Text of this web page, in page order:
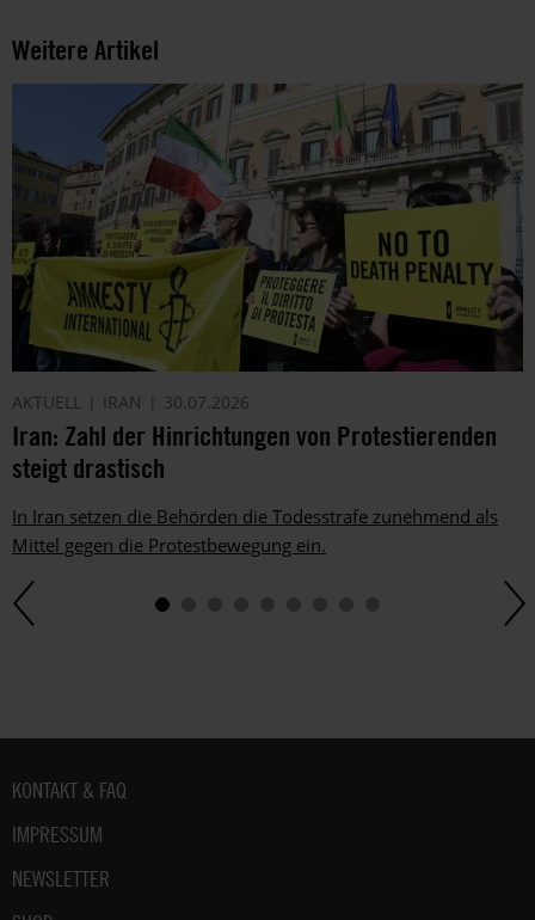
Weitere Artikel
AKTUELL IRAN 30.07.2026
Iran: Zahl der Hinrichtungen von Protestierenden
steigt drastisch
In Iran setzen die Behörden die Todesstrafe zunehmend als
Mittel gegen die Protestbewegung ein.
Fußbereich
KONTAKT & FAQ
IMPRESSUM
NEWSLETTER